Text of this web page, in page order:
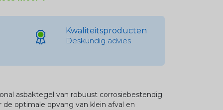
Kwaliteitsproducten
Deskundig advies
asbaktegel van robuust corrosiebestendig
de optimale opvang van klein afval en